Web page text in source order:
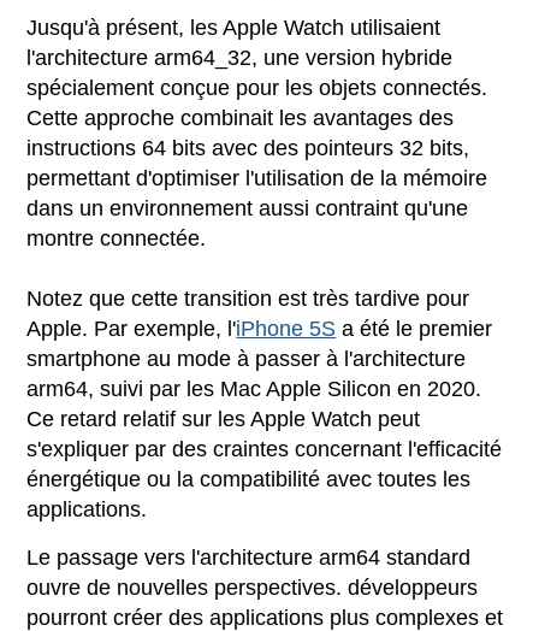
Jusqu'à présent, les Apple Watch utilisaient
l'architecture arm64_32, une version hybride
spécialement conçue pour les objets connectés.
Cette approche combinait les avantages des
instructions 64 bits avec des pointeurs 32 bits,
permettant d'optimiser l'utilisation de la mémoire
dans un environnement aussi contraint qu'une
montre connectée.
Notez que cette transition est très tardive pour
Apple. Par exemple, l'iPhone 5S a été le premier
smartphone au mode à passer à l'architecture
arm64, suivi par les Mac Apple Silicon en 2020.
Ce retard relatif sur les Apple Watch peut
s'expliquer par des craintes concernant l'efficacité
énergétique ou la compatibilité avec toutes les
applications.
Le passage vers l'architecture arm64 standard
ouvre de nouvelles perspectives. développeurs
pourront créer des applications plus complexes et